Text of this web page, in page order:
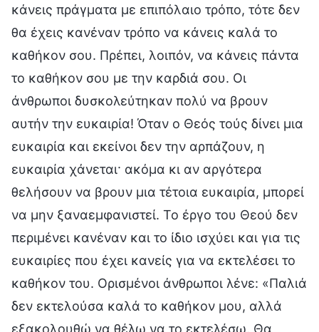
κάνεις πράγματα με επιπόλαιο τρόπο, τότε δεν
θα έχεις κανέναν τρόπο να κάνεις καλά το
καθήκον σου. Πρέπει, λοιπόν, να κάνεις πάντα
το καθήκον σου με την καρδιά σου. Οι
άνθρωποι δυσκολεύτηκαν πολύ να βρουν
αυτήν την ευκαιρία! Όταν ο Θεός τούς δίνει μια
ευκαιρία και εκείνοι δεν την αρπάζουν, η
ευκαιρία χάνεται· ακόμα κι αν αργότερα
θελήσουν να βρουν μια τέτοια ευκαιρία, μπορεί
να μην ξαναεμφανιστεί. Το έργο του Θεού δεν
περιμένει κανέναν και το ίδιο ισχύει και για τις
ευκαιρίες που έχει κανείς για να εκτελέσει το
καθήκον του. Ορισμένοι άνθρωποι λένε: «Παλιά
δεν εκτελούσα καλά το καθήκον μου, αλλά
εξακολουθώ να θέλω να το εκτελέσω. Θα